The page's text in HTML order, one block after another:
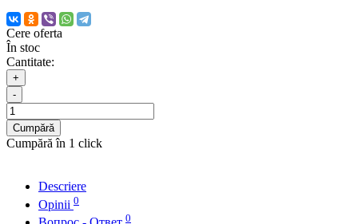
Cere oferta
În stoc
Cantitate:
+
-
Cumpără
Cumpără în 1 click
Descriere
Opinii 0
0